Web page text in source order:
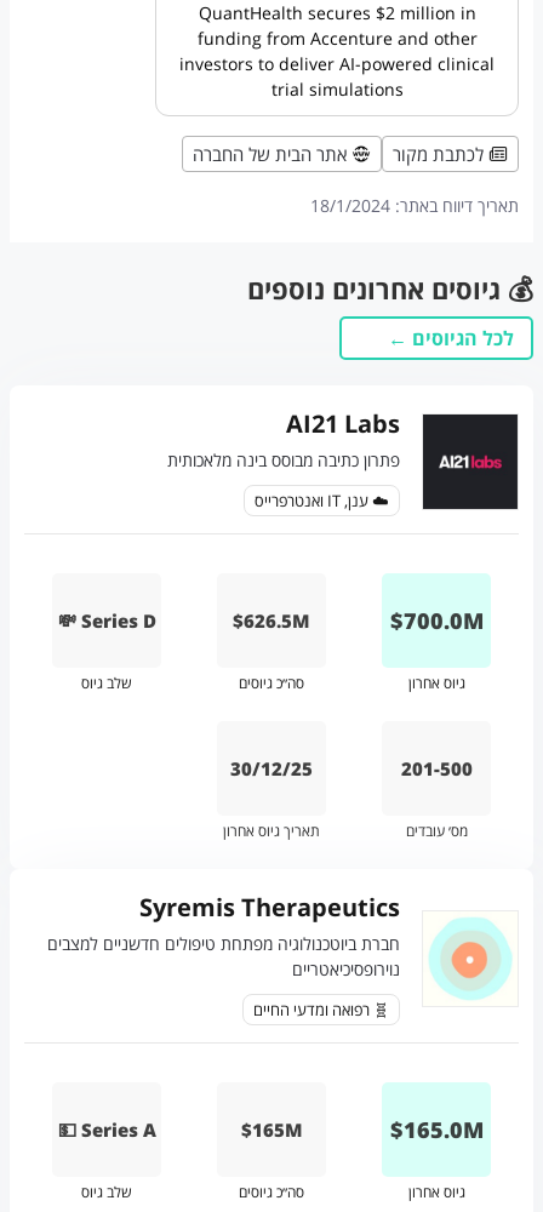
QuantHealth secures $2 million in
funding from Accenture and other
investors to deliver AI-powered clinical
trial simulations
לכתבת מקור אתר הבית של החברה
תאריך דיווח באתר: 18/1/2024
💰 גיוסים אחרונים נוספים
לכל הגיוסים ←
AI21 Labs
פתרון כתיבה מבוסס בינה מלאכותית
☁️ ענן, IT ואנטרפרייס
M
700.0
$
גיוס אחרון
$626.5M
סה״כ גיוסים
💸 Series D
שלב גיוס
201-500
מס׳ עובדים
30/12/25
תאריך גיוס אחרון
Syremis Therapeutics
חברת ביוטכנולוגיה מפתחת טיפולים חדשניים למצבים
נוירופסיכיאטריים
🧬 רפואה ומדעי החיים
M
165.0
$
גיוס אחרון
$165M
סה״כ גיוסים
💵 Series A
שלב גיוס